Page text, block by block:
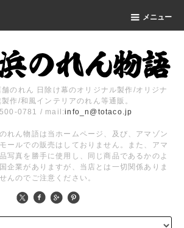
メニュー
のれん 日除け幕のオリジナル製作/オリジナ
作/和風インテリアのれん等通販。
0781 / mail:info_n@totaco.jp
れん物語は当ホームページ、及び、アマゾン
ールでの販売はしておりません。また、アマ
写真を勝手に使用し、同じ商品であるかのよ
企業がありますが、当店とは一切関係ありま
せんのでご注意ください。